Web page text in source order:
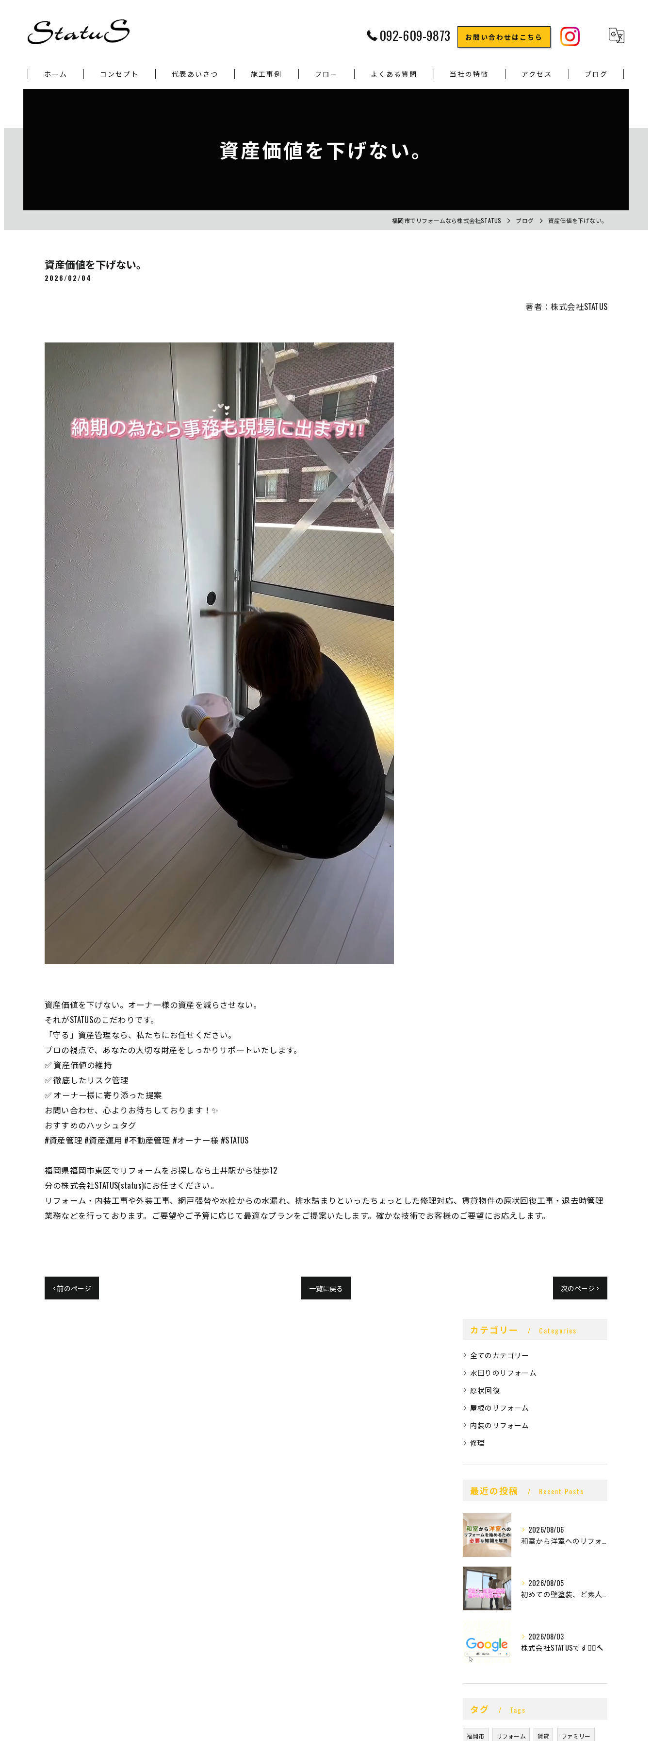
092-609-9873 お問い合わせはこちら
ホーム コンセプト 代表あいさつ 施工事例 フロー よくある質問 当社の特徴 アクセス ブログ
資産価値を下げない。
福岡市でリフォームなら株式会社STATUS ブログ 資産価値を下げない。
資産価値を下げない。
2026/02/04
著者：株式会社STATUS
資産価値を下げない。オーナー様の資産を減らさせない。
それがSTATUSのこだわりです。
「守る」資産管理なら、私たちにお任せください。
プロの視点で、あなたの大切な財産をしっかりサポートいたします。
✅ 資産価値の維持
✅ 徹底したリスク管理
✅ オーナー様に寄り添った提案
お問い合わせ、心よりお待ちしております！✨
おすすめのハッシュタグ
#資産管理 #資産運用 #不動産管理 #オーナー様 #STATUS
福岡県福岡市東区でリフォームをお探しなら土井駅から徒歩12
分の株式会社STATUS(status)にお任せください。
リフォーム・内装工事や外装工事、網戸張替や水栓からの水漏れ、排水詰まりといったちょっとした修理対応、賃貸物件の原状回復工事・退去時管理
業務などを行っております。ご要望やご予算に応じて最適なプランをご提案いたします。確かな技術でお客様のご要望にお応えします。
< 前のページ 一覧に戻る 次のページ >
カテゴリー Categories
全てのカテゴリー
水回りのリフォーム
原状回復
屋根のリフォーム
内装のリフォーム
修理
最近の投稿 Recent Posts
2026/08/06
和室から洋室へのリフォームを始めるために必要な知識を解説
2026/08/05
初めての壁塗装、ど素人の末路。
2026/08/03
株式会社STATUSです👷‍♂️🔨
タグ Tags
福岡市 リフォーム 賃貸 ファミリー